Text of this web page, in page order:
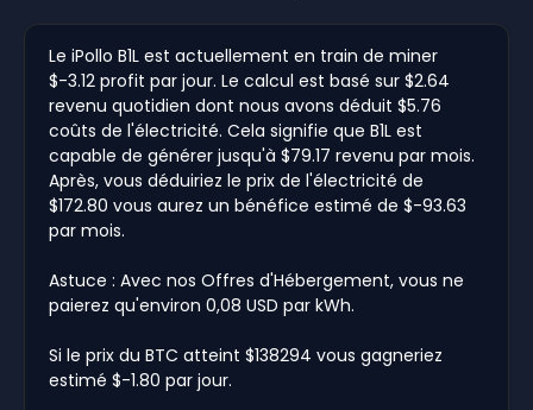
Le iPollo B1L est actuellement en train de miner
$-3.12 profit par jour. Le calcul est basé sur $2.64
revenu quotidien dont nous avons déduit $5.76
coûts de l'électricité. Cela signifie que B1L est
capable de générer jusqu'à $79.17 revenu par mois.
Après, vous déduiriez le prix de l'électricité de
$172.80 vous aurez un bénéfice estimé de $-93.63
par mois.
Astuce : Avec nos Offres d'Hébergement, vous ne
paierez qu'environ 0,08 USD par kWh.
Si le prix du BTC atteint $138294 vous gagneriez
estimé $-1.80 par jour.